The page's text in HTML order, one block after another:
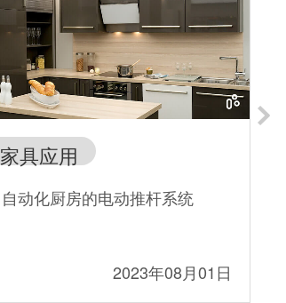
家具应用
自动化厨房的电动推杆系统
2023年08月01日